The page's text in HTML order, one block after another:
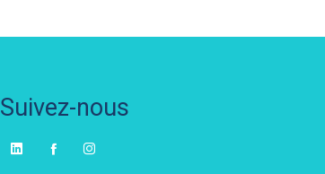
Suivez-nous